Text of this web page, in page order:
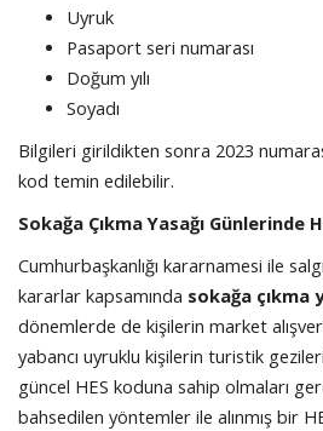
Uyruk
Pasaport seri numarası
Doğum yılı
Soyadı
Bilgileri girildikten sonra 2023
kod temin edilebilir.
Sokağa Çıkma Yasağı Günlerinde
Cumhurbaşkanlığı kararnamesi ile
kararlar kapsamında sokağa çıkma
dönemlerde de kişilerin market
yabancı uyruklu kişilerin turistik
güncel HES koduna sahip olmaları
bahsedilen yöntemler ile alınmış bir